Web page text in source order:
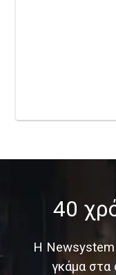
40
Η Newsystem
γκάμα στα